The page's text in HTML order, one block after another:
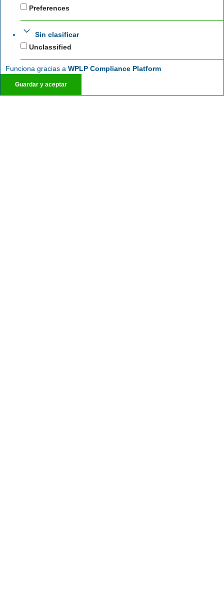
Preferences
Sin clasificar
Unclassified
Funciona gracias a WPLP Compliance Platform
Guardar y aceptar